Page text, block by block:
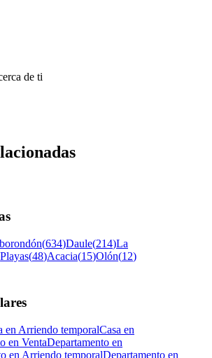
de ti
(634)Daule(214)La
Playas(48)Acacia(15)Olón(12)
en Arriendo temporalCasa en
en VentaDepartamento en
en Arriendo temporalDepartamento en